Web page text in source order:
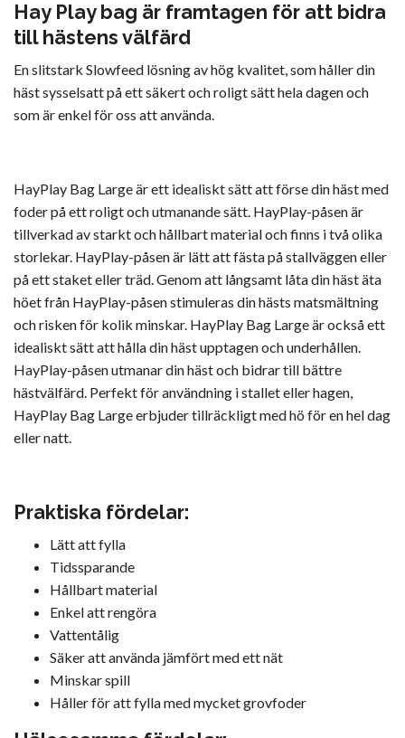
Hay Play bag är framtagen för att bidra
till hästens välfärd
En slitstark Slowfeed lösning av hög kvalitet, som håller din
häst sysselsatt på ett säkert och roligt sätt hela dagen och
som är enkel för oss att använda.
HayPlay Bag Large är ett idealiskt sätt att förse din häst med
foder på ett roligt och utmanande sätt. HayPlay-påsen är
tillverkad av starkt och hållbart material och finns i två olika
storlekar. HayPlay-påsen är lätt att fästa på stallväggen eller
på ett staket eller träd. Genom att långsamt låta din häst äta
höet från HayPlay-påsen stimuleras din hästs matsmältning
och risken för kolik minskar. HayPlay Bag Large är också ett
idealiskt sätt att hålla din häst upptagen och underhållen.
HayPlay-påsen utmanar din häst och bidrar till bättre
hästvälfärd. Perfekt för användning i stallet eller hagen,
HayPlay Bag Large erbjuder tillräckligt med hö för en hel dag
eller natt.
Praktiska fördelar:
Lätt att fylla
Tidssparande
Hållbart material
Enkel att rengöra
Vattentålig
Säker att använda jämfört med ett nät
Minskar spill
Håller för att fylla med mycket grovfoder